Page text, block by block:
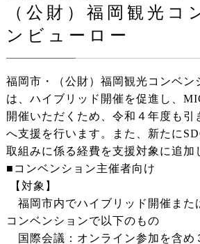
（公財）福岡観光コ
ンビューロー
福岡市・（公財）福岡観光コンベン
は、ハイブリッド開催を促進し、
開催いただくため、令和４年度も
へ支援を行います。また、新たに
取組みに係る経費を支援対象に追加
■コンベンション主催者向け
【対象】
福岡市内でハイブリッド開催また
コンベンションで以下のもの
国際会議：オンライン参加を含め